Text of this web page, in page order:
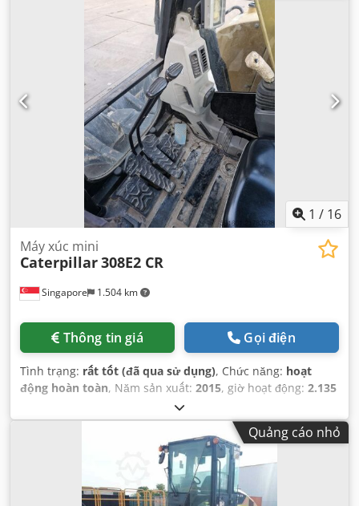
1 / 16
Singapore 1.504 km
Máy xúc mini
Caterpillar308E2 CR
Thông tin giá Gọi điện
Tình trạng: rất tốt (đã qua sử dụng), Chức năng: hoạt
động hoàn toàn, Năm sản xuất: 2015, giờ hoạt động: 2.135
CAT0308EPMY201796
Quảng cáo nhỏ